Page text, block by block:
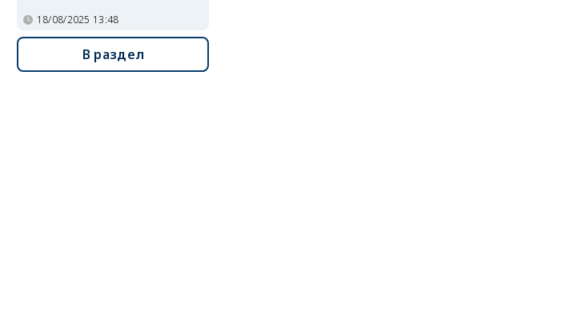
18/08/2025 13:48
В раздел